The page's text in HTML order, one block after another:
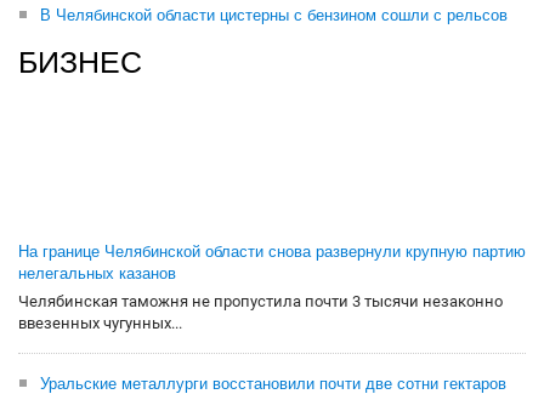
В Челябинской области цистерны с бензином сошли с рельсов
БИЗНЕС
На границе Челябинской области снова развернули крупную партию
нелегальных казанов
Челябинская таможня не пропустила почти 3 тысячи незаконно
ввезенных чугунных...
Уральские металлурги восстановили почти две сотни гектаров